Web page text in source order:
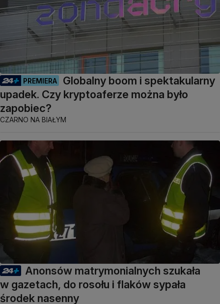
PREMIERA
Globalny boom i spektakularny
upadek. Czy kryptoaferze można było
zapobiec?
CZARNO NA BIAŁYM
Anonsów matrymonialnych szukała
w gazetach, do rosołu i flaków sypała
środek nasenny